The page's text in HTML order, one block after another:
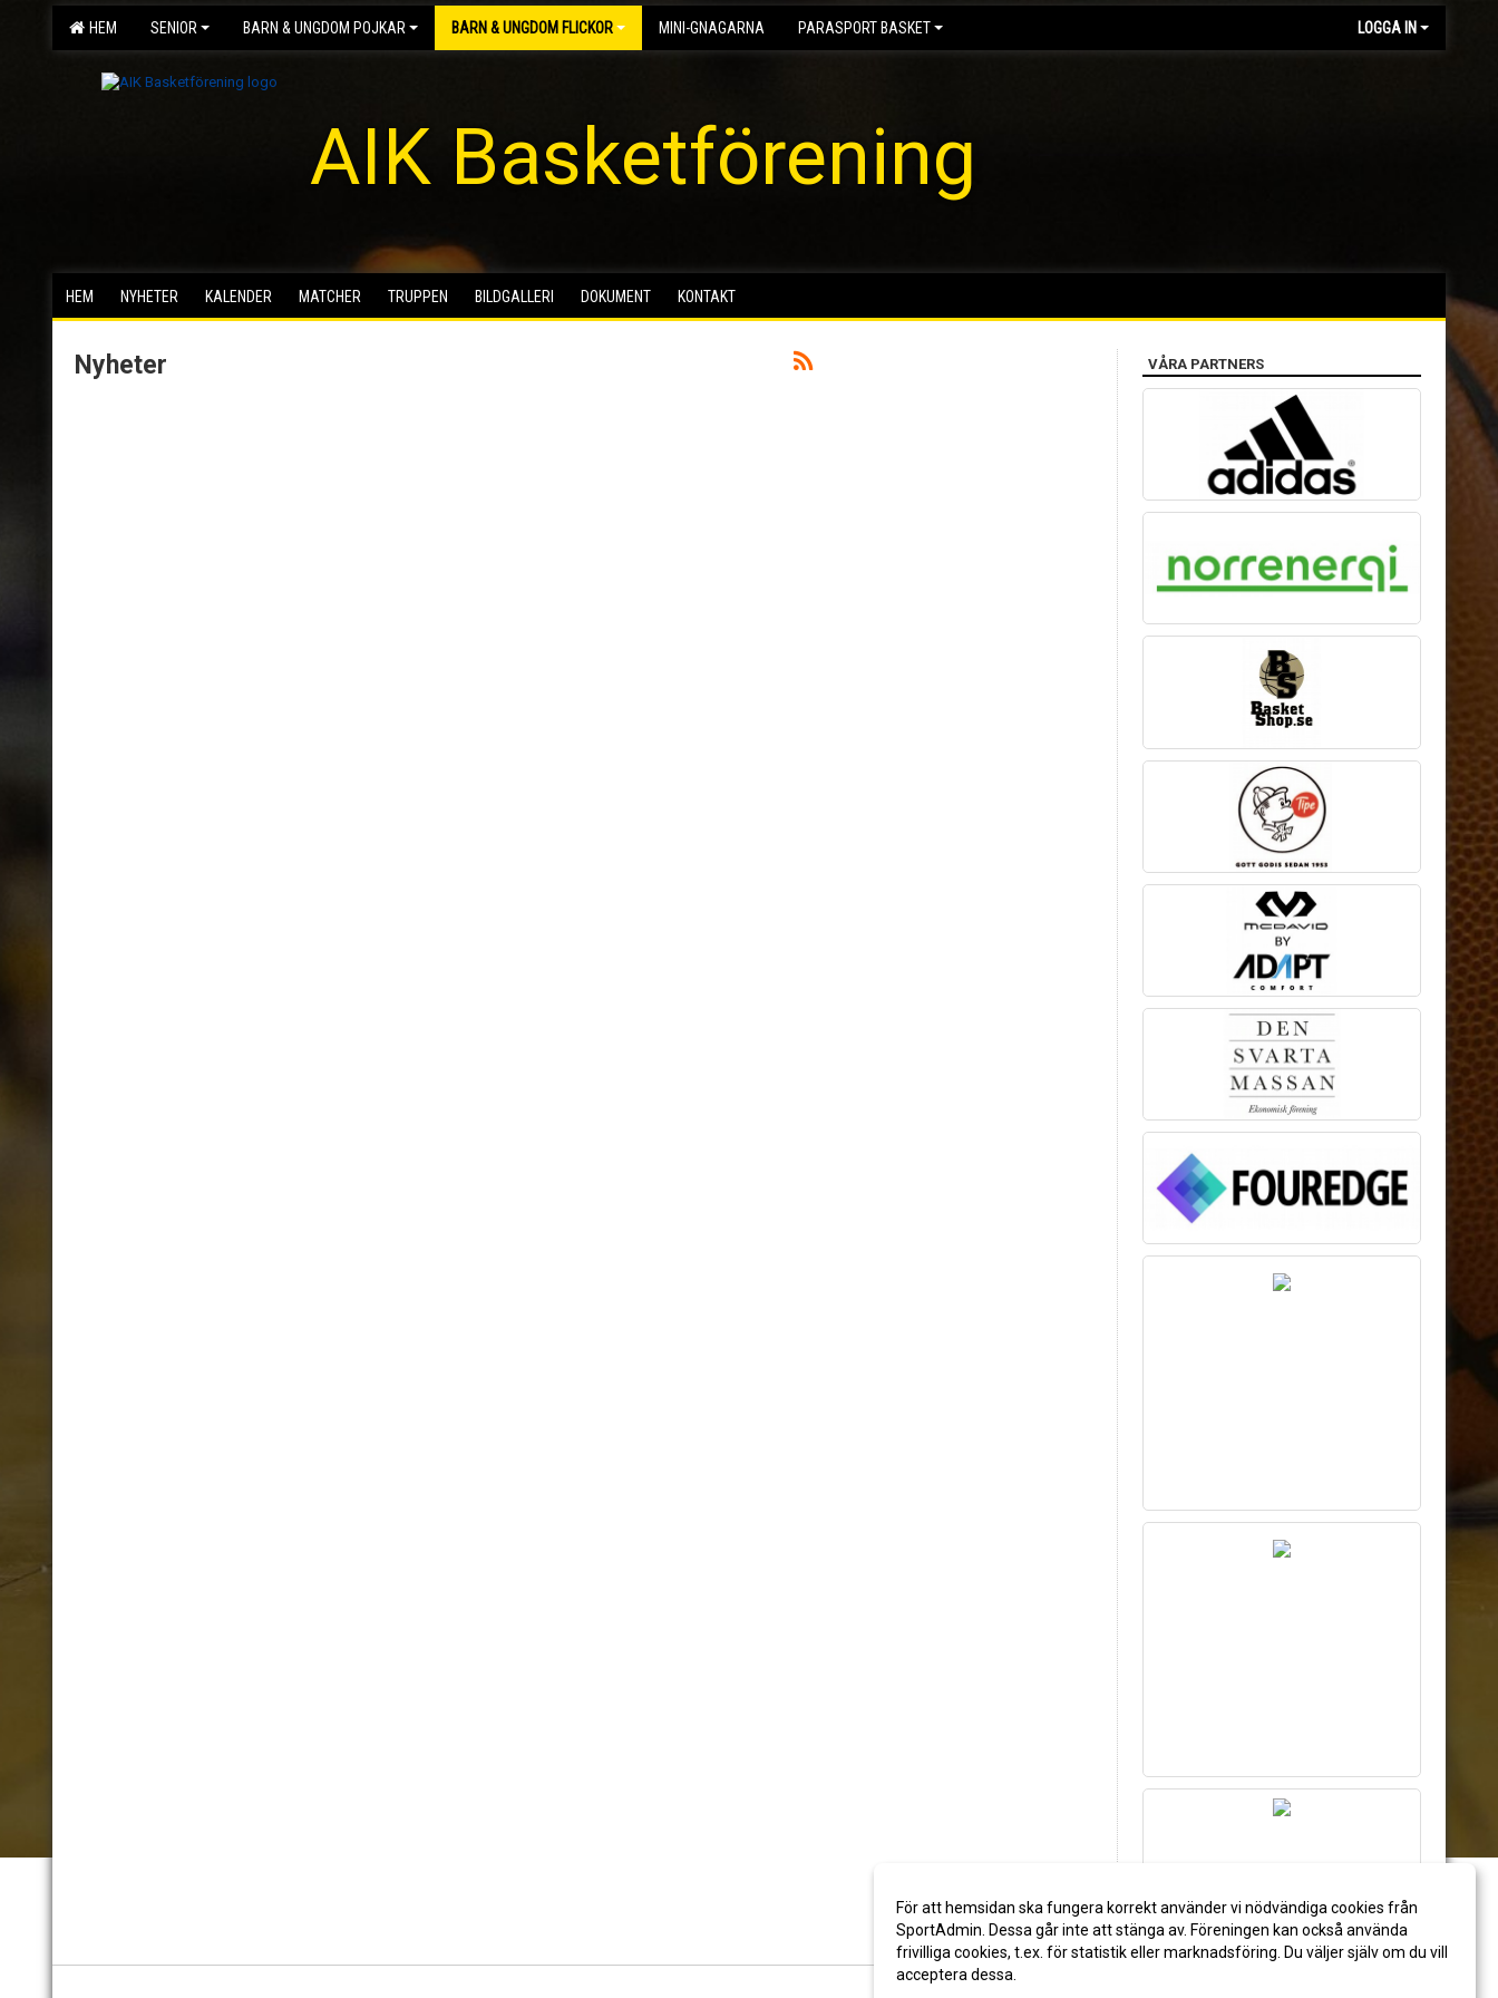
HEM SENIOR BARN & UNGDOM POJKAR BARN & UNGDOM FLICKOR MINI-GNAGARNA PARASPORT BASKET LOGGA IN
AIK Basketförening
HEM NYHETER KALENDER MATCHER TRUPPEN BILDGALLERI DOKUMENT KONTAKT
Nyheter VÅRA PARTNERS
För att hemsidan ska fungera korrekt använder vi nödvändiga cookies från
SportAdmin. Dessa går inte att stänga av. Föreningen kan också använda
frivilliga cookies, t.ex. för statistik eller marknadsföring. Du väljer själv om du vill
acceptera dessa.